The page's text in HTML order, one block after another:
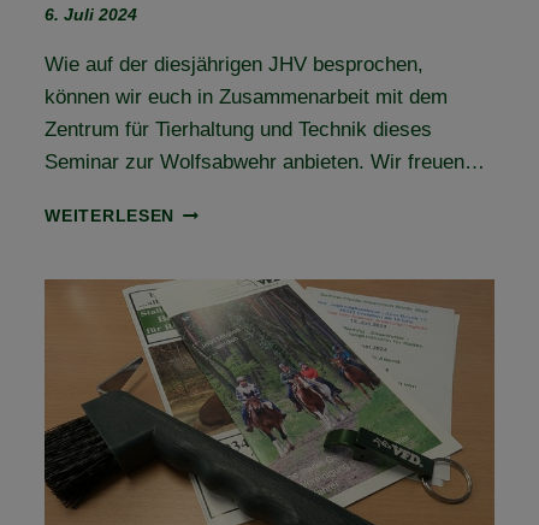
6. Juli 2024
Wie auf der diesjährigen JHV besprochen,
können wir euch in Zusammenarbeit mit dem
Zentrum für Tierhaltung und Technik dieses
Seminar zur Wolfsabwehr anbieten. Wir freuen…
WEITERLESEN
SEMINAR
PFERD“
INKL.
PRAKTISCHE
ÜBUNGEN
IN
DER
ZAUNBAUSCHULE